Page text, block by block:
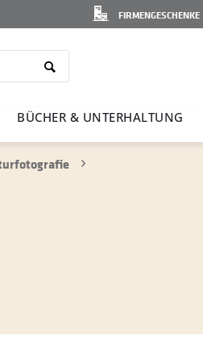
FIRMENGESCHENKE
BÜCHER & UNTER­HAL­TUNG